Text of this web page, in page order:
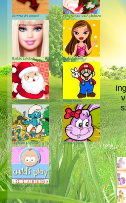
Puzzle és kirakó Lányoknak való játékok
Barbie játékok Bratz játékok
Karácsonyi és télapós játékok Super Mario
Hupikék törpikék Húsvéti játék
Gyerekeknek és picuroknak